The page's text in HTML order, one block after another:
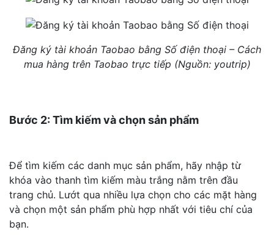
Đăng ký tài khoản Taobao bằng Số điện thoại – Cách
mua hàng trên Taobao trực tiếp (Nguồn: youtrip)
Bước 2: Tìm kiếm và chọn sản phẩm
Để tìm kiếm các danh mục sản phẩm, hãy nhập từ
khóa vào thanh tìm kiếm màu trắng nằm trên đầu
trang chủ. Lướt qua nhiều lựa chọn cho các mặt hàng
và chọn một sản phẩm phù hợp nhất với tiêu chí của
bạn.